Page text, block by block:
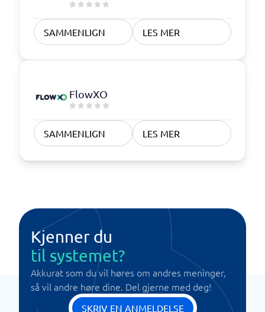
SAMMENLIGN LES MER
FlowXO
SAMMENLIGN LES MER
Kjenner du
til systemet?
Akkurat som du vil høres om andres meninger,
så vil andre høre dine. Del gjerne med deg!
SKRIV EN ANMELDELSE